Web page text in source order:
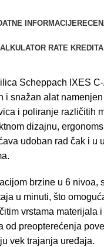
INFORMACIJE
RATE KREDITA
Scheppach IXES
i snažan alat
i poliranje različitih
dizajnu,
udoban rad čak i u
brzine u 6 nivoa,
u minuti, što
vrstama materijala
od preopterećenja
vek trajanja uređaja.